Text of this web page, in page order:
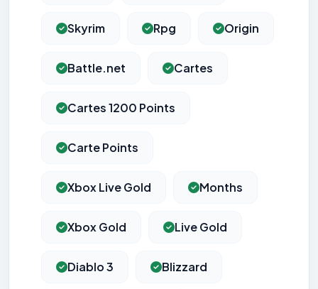
Skyrim Rpg Origin
Battle.net Cartes
Cartes 1200 Points
Carte Points
Xbox Live Gold Months
Xbox Gold Live Gold
Diablo 3 Blizzard